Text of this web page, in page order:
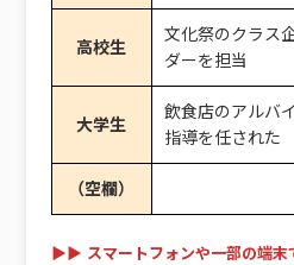
高校生
文化祭のクラス
ダーを担当
大学生
飲食店のアルバ
指導を任された
（空欄）
▶▶ スマートフォンや一部の端末